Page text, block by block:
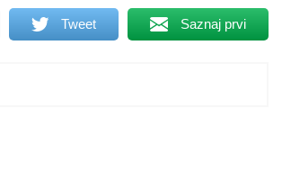
Tweet Saznaj prvi